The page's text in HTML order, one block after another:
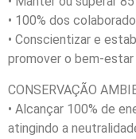
• 100% dos
• Conscientizar e
promover o bem-
CONSERVAÇÃO
• Alcançar 100% de
atingindo a